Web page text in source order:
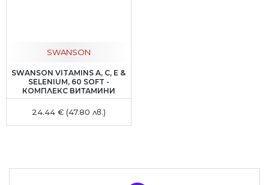
SWANSON
SWANSON VITAMINS A, C, E &
SELENIUM, 60 SOFT -
КОМПЛЕКС ВИТАМИНИ
24.44 € (47.80 лв.)